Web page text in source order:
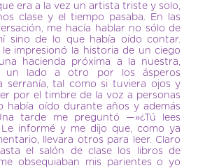
era a la vez un artista triste y solo,
clase y el tiempo pasaba. En las
me hacía hablar no sólo de
sino de lo que había oído contar.
le impresionó la historia de un ciego
hacienda próxima a la nuestra,
un lado a otro por los ásperos
serranía, tal como si tuviera ojos y
por el timbre de la voz a personas
había oído durante años y además
tarde me preguntó —»¿Tú lees
informé y me dijo que, como ya
llevara otros para leer. Claro
el salón de clase los libros de
obsequiaban mis parientes o yo